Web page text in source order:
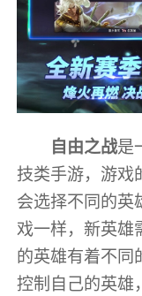
自由之战是
技类手游，游戏
会选择不同的英
戏一样，新英雄
的英雄有着不同
控制自己的英雄